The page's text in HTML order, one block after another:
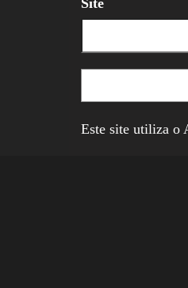
Este site utiliza o